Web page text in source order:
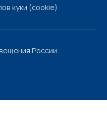
куки (cookie)
России